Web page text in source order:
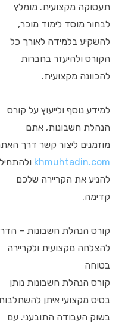
תעסוקה מקצועית. מומלץ
לבחור מוסד לימוד מוכר,
להשקיע בלמידה לאורך כל
הקורס ולהיעזר בחברות
להכוונה מקצועית.
למידע נוסף ולייעוץ על קורס
הנהלת חשבונות, אתם
מוזמנים ליצור קשר דרך
khmuhtadin.com ולהתחיל
להניע את הקריירה שלכם
קדימה.
קורס הנהלת חשבונות –
להצלחה מקצועית ולקריירה
בטוחה
קורס הנהלת חשבונות נותן
בסיס מקצועי איתן
בשוק העבודה התובעני. עם